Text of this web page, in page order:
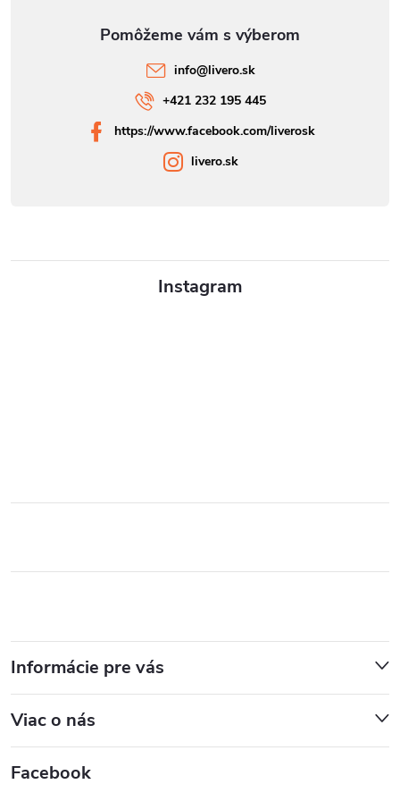
Instagram
Informácie pre vás
Viac o nás
Facebook
info@livero.sk
+421 232 195 445
https://www.facebook.com/liverosk
livero.sk